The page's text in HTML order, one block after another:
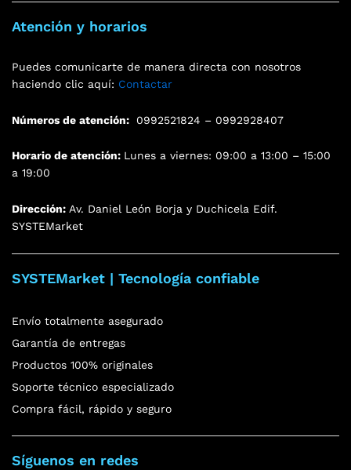
Atención y horarios
Puedes comunicarte de manera directa con nosotros
haciendo clic aquí: Contactar
Números de atención: 0992521824 – 0992928407
Horario de atención: Lunes a viernes: 09:00 a 13:00 – 15:00
a 19:00
Dirección: Av. Daniel León Borja y Duchicela Edif.
SYSTEMarket
SYSTEMarket | Tecnología confiable
Envío totalmente asegurado
Garantía de entregas
Productos 100% originales
Soporte técnico especializado
Compra fácil, rápido y seguro
Síguenos en redes